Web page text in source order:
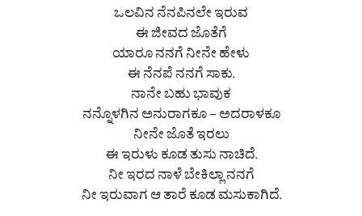
ಒಲವಿನ ನೆನಪಿನಲೇ ಇರುವ
ಈ ಜೀವದ ಜೊತೆಗೆ
ಯಾರೂ ನನಗೆ ನೀನೇ ಹೇಳು
ಈ ನೆನಪೆ ನನಗೆ ಸಾಕು.
ನಾನೇ ಬಹು ಭಾವುಕ
ನನ್ನೊಳಗಿನ ಅನುರಾಗಕೂ – ಅದರಾಳಕೂ
ನೀನೇ ಜೊತೆ ಇರಲು
ಈ ಇರುಳು ಕೂಡ ತುಸು ನಾಚಿದೆ.
ನೀ ಇರದ ನಾಳೆ ಬೇಕಿಲ್ಲಾ ನನಗೆ
ನೀ ಇರುವಾಗ ಆ ತಾರೆ ಕೂಡ ಮಸುಕಾಗಿದೆ.